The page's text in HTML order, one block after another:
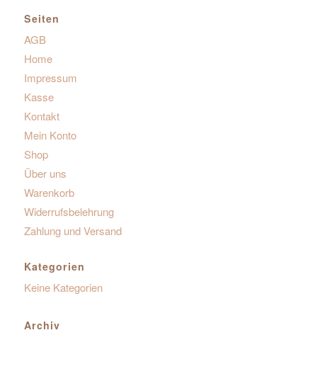
Seiten
AGB
Home
Impressum
Kasse
Kontakt
Mein Konto
Shop
Über uns
Warenkorb
Widerrufsbelehrung
Zahlung und Versand
Kategorien
Keine Kategorien
Archiv